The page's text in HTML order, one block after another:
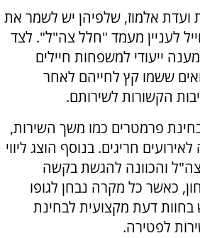
ועדת אלמוז, שלפיהן יש לשמר את
לעניין מעמד "חלל צה"ל". לצד
ייעודי למשפחות חיילים
ששמו קץ לחייהם לאחר
הקשורות לשירותם.
פרמטרים כמו משך השירות,
חריגים. בנוסף הוצג ליווי
והכוונה להגשת בקשה
כאשר כל מקרה נבחן לגופו
בחוות דעת מקצועית לבחינת
לפטירה.